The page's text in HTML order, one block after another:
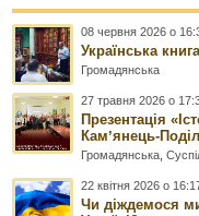
08 червня 2026 о
Українська
Громадянська
27 травня 2026 о
Презентація
Камʼянець-
Громадянська ,
22 квітня 2026 о
Чи діждемося